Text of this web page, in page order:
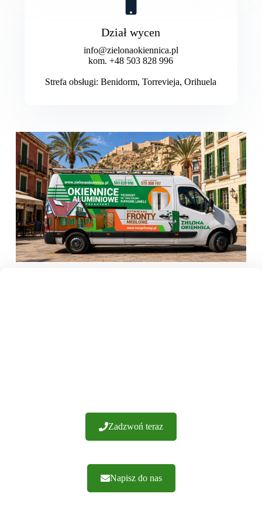
Dział wycen
info@zielonaokiennica.pl
kom. +48 503 828 996
Strefa obsługi: Benidorm, Torrevieja, Orihuela
Zadzwoń teraz
Napisz do nas